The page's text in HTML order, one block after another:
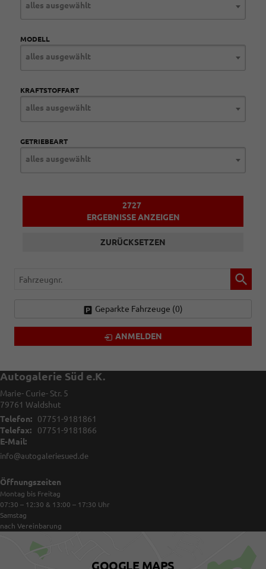
alles ausgewählt
MODELL
alles ausgewählt
KRAFTSTOFFART
alles ausgewählt
GETRIEBEART
alles ausgewählt
2727
ERGEBNISSE ANZEIGEN
ZURÜCKSETZEN
Fahrzeugnr.
Geparkte Fahrzeuge (0)
ANMELDEN
Autogalerie Süd e.K.
Marie- Curie- Str. 5
79761 Waldshut
Telefon:
07751-9181861
Telefax:
07751-9181866
E-Mail:
info@autogaleriesued.de
Öffnungszeiten
Montag bis Freitag
07:30 – 12:30 & 13:00 – 17:30 Uhr
Samstag
nach Vereinbarung
GOOGLE MAPS